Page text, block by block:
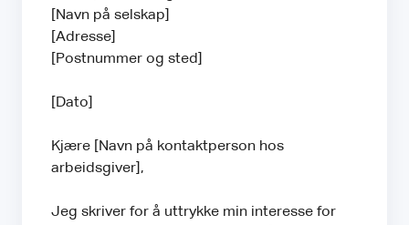
[Navn på selskap]
[Adresse]
[Postnummer og sted]
[Dato]
Kjære [Navn på kontaktperson hos
arbeidsgiver],
Jeg skriver for å uttrykke min interesse for